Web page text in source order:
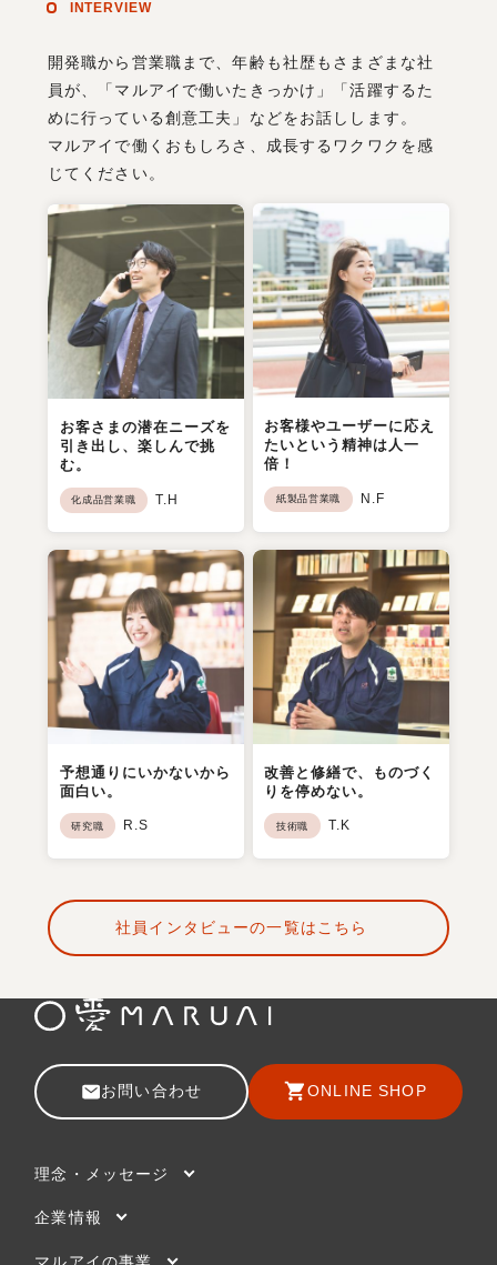
INTERVIEW
開発職から営業職まで、年齢も社歴もさまざまな社
員が、「マルアイで働いたきっかけ」「活躍するた
めに行っている創意工夫」などをお話しします。
マルアイで働くおもしろさ、成長するワクワクを感
じてください。
お客さまの潜在ニーズを
引き出し、楽しんで挑
む。
化成品営業職 T.H
お客様やユーザーに応え
たいという精神は人一
倍！
紙製品営業職 N.F
予想通りにいかないから
面白い。
研究職 R.S
改善と修繕で、ものづく
りを停めない。
技術職 T.K
社員インタビューの一覧はこちら
お問い合わせ ONLINE SHOP
理念・メッセージ
企業情報
マルアイの事業